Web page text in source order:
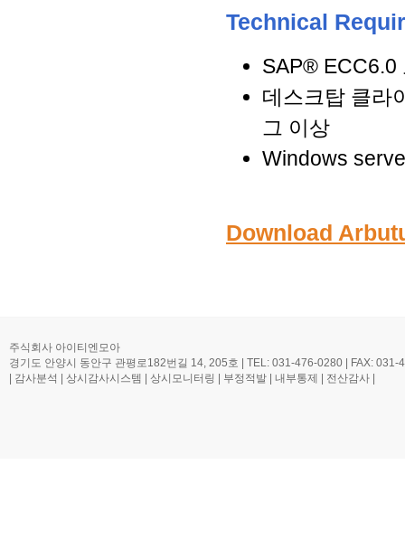
Technical
SAP® ECC6.0
데스크탑 클라
그 이상
Windows
Download
주식회사 아이티엔모아
경기도 안양시 동안구 관평로182번길 14, 205호 | TEL: 031-476-0280 | FAX:
| 감사분석 | 상시감사시스템 | 상시모니터링 | 부정적발 | 내부통제 | 전산감사 |